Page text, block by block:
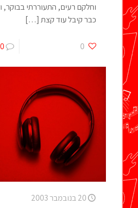
וחלקם רעים, התעוררתי בבוקר,
כבר קיבל עוד קצת […]
0
0
20 בנובמבר 2003